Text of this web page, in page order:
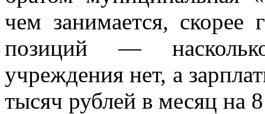
чем занимается, скорее
позиций —
учреждения нет, а
тысяч рублей в месяц на